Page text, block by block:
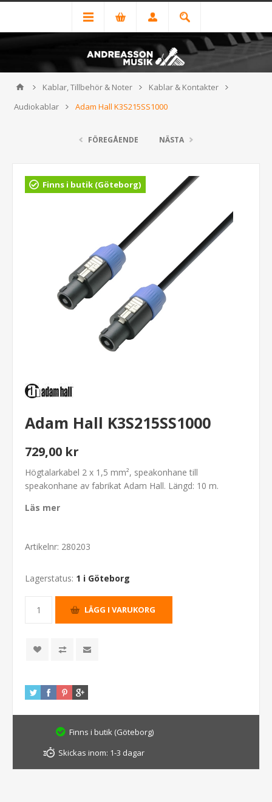
Kablar, Tillbehör & Noter
Kablar & Kontakter
Audiokablar
Adam Hall K3S215SS1000
FÖREGÅENDE NÄSTA
Finns i butik (Göteborg)
Adam Hall K3S215SS1000
729,00 kr
Högtalarkabel 2 x 1,5 mm², speakonhane till
speakonhane av fabrikat Adam Hall. Längd: 10 m.
Läs mer
Artikelnr: 280203
Lagerstatus: 1 i Göteborg
Finns i butik (Göteborg)
Skickas inom: 1-3 dagar